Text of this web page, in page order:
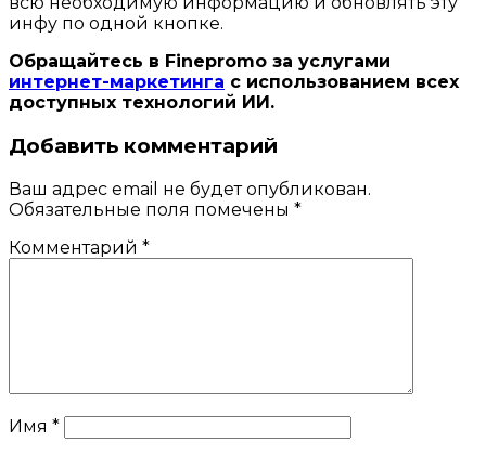
инфу по одной кнопке.
Обращайтесь в Finepromo за услугами
интернет-маркетинга с использованием всех
доступных технологий ИИ.
Добавить комментарий
Ваш адрес email не будет опубликован.
Обязательные поля помечены *
Комментарий *
Имя *